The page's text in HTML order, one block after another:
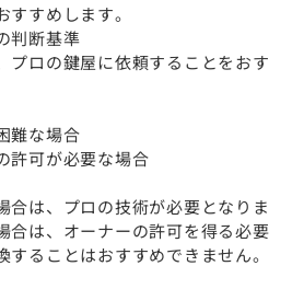
すめします。
判断基準
プロの鍵屋に依頼することをおす
難な場合
許可が必要な場合
合は、プロの技術が必要となりま
合は、オーナーの許可を得る必要
ることはおすすめできません。